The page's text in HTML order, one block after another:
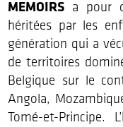
MEMOIRS a pour
héritées par les
génération qui a
de territoires
Belgique sur le
Angola,
Tomé-et-Principe.